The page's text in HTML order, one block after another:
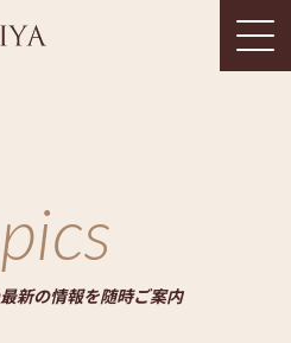
新の情報を随時ご案内